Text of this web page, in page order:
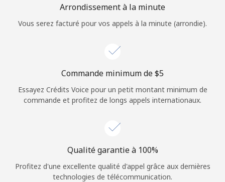
Continue avec
Arrondissement à la minute
Vous serez facturé pour vos appels à la minute (arrondie).
Commande minimum de ⁦$5⁩
Essayez Crédits Voice pour un petit montant minimum de
commande et profitez de longs appels internationaux.
Qualité garantie à 100%
Profitez d'une excellente qualité d'appel grâce aux dernières
technologies de télécommunication.